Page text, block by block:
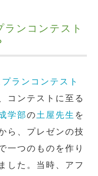
ンコンテスト
ランコンテスト
コンテストに至る
学部の土屋先生 を
ら、プレゼンの技
一つのものを作り
した。当時、アフ